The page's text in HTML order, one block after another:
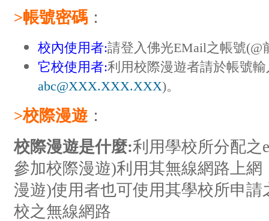
>帳號密碼 ：
校內使用者:請登入佛光EMail之帳號
它校使用者:利用校際漫遊者請於帳號
abc@XXX.XXX.XXX)。
>校際漫遊：
校際漫遊是什麼:利用學校所分配之
參加校際漫遊)利用其無線網路上
漫遊)使用者也可使用其學校所申
校之無線網路